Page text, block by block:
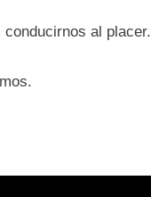
al placer.